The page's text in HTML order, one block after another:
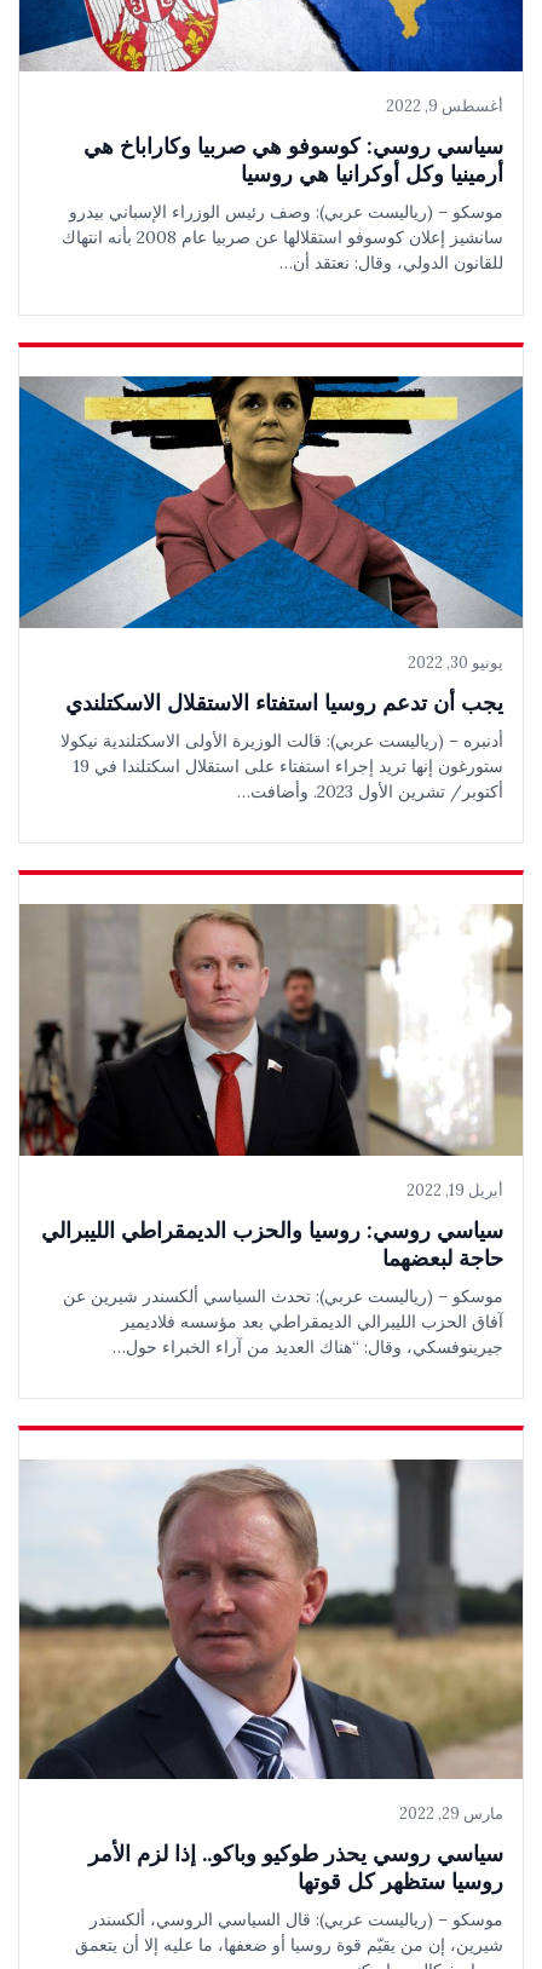
أغسطس 9, 2022
سياسي روسي: كوسوفو هي صربيا وكاراباخ هي
أرمينيا وكل أوكرانيا هي روسيا
موسكو – (رياليست عربي): وصف رئيس الوزراء الإسباني بيدرو
سانشيز إعلان كوسوفو استقلالها عن صربيا عام 2008 بأنه انتهاك
للقانون الدولي، وقال: نعتقد أن…
يونيو 30, 2022
يجب أن تدعم روسيا استفتاء الاستقلال الاسكتلندي
أدنبره – (رياليست عربي): قالت الوزيرة الأولى الاسكتلندية نيكولا
ستورغون إنها تريد إجراء استفتاء على استقلال اسكتلندا في 19
أكتوبر/ تشرين الأول 2023. وأضافت…
أبريل 19, 2022
سياسي روسي: روسيا والحزب الديمقراطي الليبرالي
حاجة لبعضهما
موسكو – (رياليست عربي): تحدث السياسي ألكسندر شيرين عن
آفاق الحزب الليبرالي الديمقراطي بعد مؤسسه فلاديمير
جيرينوفسكي، وقال: “هناك العديد من آراء الخبراء حول…
مارس 29, 2022
سياسي روسي يحذر طوكيو وباكو.. إذا لزم الأمر
روسيا ستظهر كل قوتها
موسكو – (رياليست عربي): قال السياسي الروسي، ألكسندر
شيرين، إن من يقيّم قوة روسيا أو ضعفها، ما عليه إلا أن يتعمق